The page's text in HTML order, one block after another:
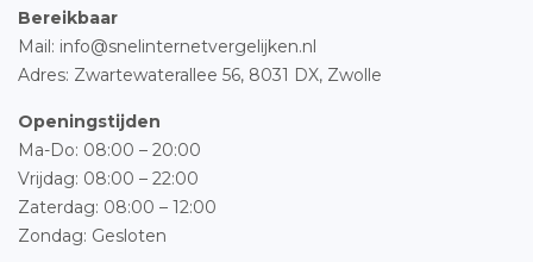
Bereikbaar
Mail: info@snelinternetvergelijken.nl
Adres: Zwartewaterallee 56, 8031 DX, Zwolle
Openingstijden
Ma-Do: 08:00 – 20:00
Vrijdag: 08:00 – 22:00
Zaterdag: 08:00 – 12:00
Zondag: Gesloten